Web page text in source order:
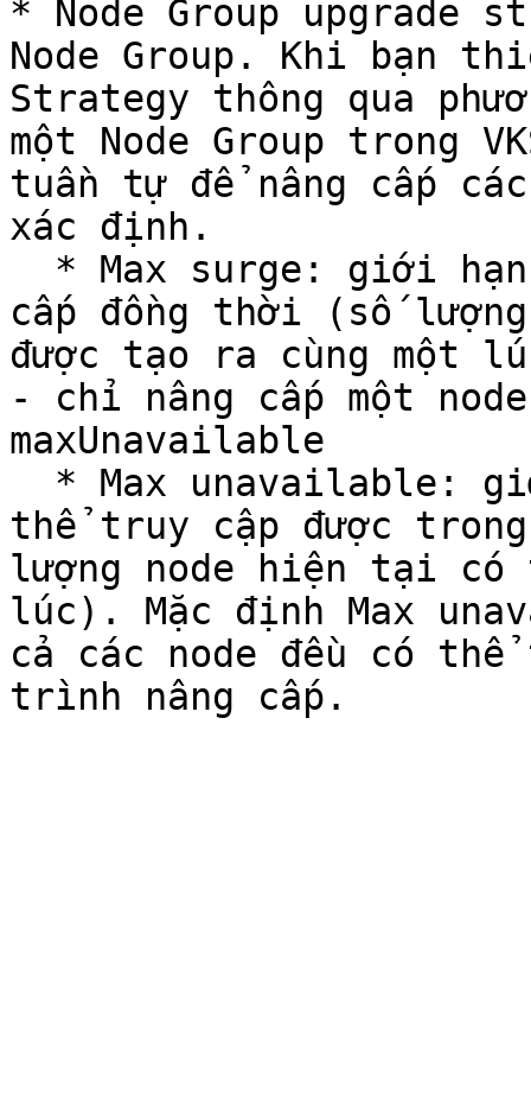
* Node Group upgrade
Node Group. Khi bạn
Strategy thông qua
một Node Group trong
tuần tự để nâng cấp
xác định.
cấp đồng thời (số
được tạo ra cùng một
- chỉ nâng cấp một
maxUnavailable
thể truy cập được
lượng node hiện tại có
lúc). Mặc định Max
cả các node đều có